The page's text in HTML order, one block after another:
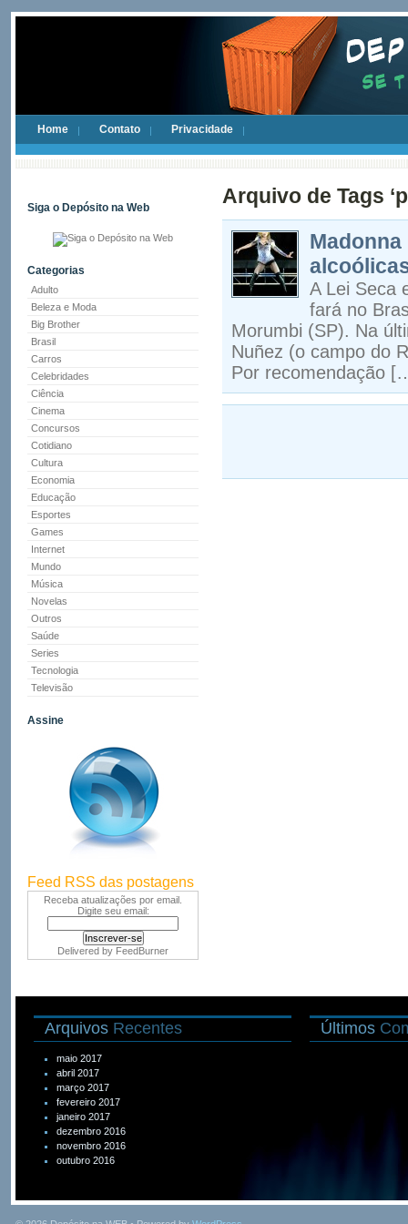
Home Contato Privacidade
Siga o Depósito na Web
Categorias
Adulto
Beleza e Moda
Big Brother
Brasil
Carros
Celebridades
Ciência
Cinema
Concursos
Cotidiano
Cultura
Economia
Educação
Esportes
Games
Internet
Mundo
Música
Novelas
Outros
Saúde
Series
Tecnologia
Televisão
Assine
Feed RSS das postagens
Receba atualizações por email.
Digite seu email:
Delivered by FeedBurner
Arquivo de Tags
A Lei Seca
fará no
Morumbi (SP). Na
Nuñez (o campo do
Por recomendação
Arquivos Recentes
maio 2017
abril 2017
março 2017
fevereiro 2017
janeiro 2017
dezembro 2016
novembro 2016
outubro 2016
Últimos